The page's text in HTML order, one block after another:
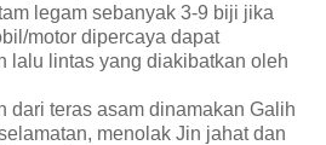
legam sebanyak 3-9 biji jika
motor dipercaya dapat
lalu lintas yang diakibatkan oleh
dari teras asam dinamakan Galih
menolak Jin jahat dan